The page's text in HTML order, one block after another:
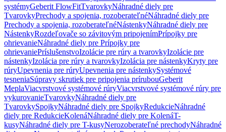
systémyGeberit FlowFitTvarovkyNáhradné diely pre
TvarovkyPrechody a spojenia, rozoberateľnéNáhradné diely pre
Prechody a spojenia, rozoberateľnéNástenkyNáhradné diely pre
NástenkyRozdeľovače so závitovým pripojenímPrípojky pre
ohrievanieNáhradné diely pre Prípojky pre
ohrievaniePríslušenstvoIzolácie pre rúry a tvarovkyIzolácie pre
nástenkyIzolácia pre rúry a tvarovkyIzolácia pre nástenkyKryty pre
rúryUpevnenia pre rúryUpevnenia pre nástenkySystémové
tesneniaSúpravy skrutiek pre pripojenia prírubouGeberit
MeplaViacvrstvové systémové rúryViacvrstvové systémové rúry pre
vykurovanieTvarovkyNáhradné diely pre
TvarovkySpojkyNáhradné diely pre SpojkyRedukcieNáhradné
diely pre RedukcieKolenáNáhradné diely pre KolenáT-
kusyNáhradné diely pre T-kusyNerozoberateľné prechodyNáhradné